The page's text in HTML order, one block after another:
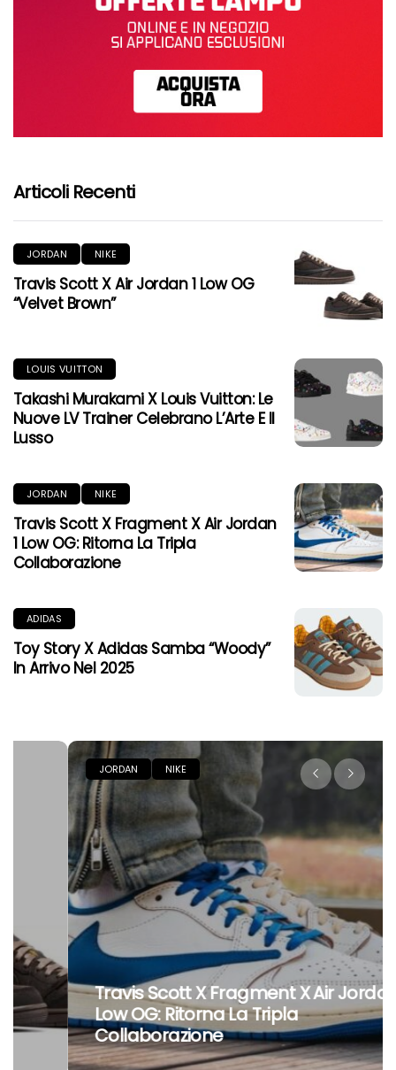
Articoli Recenti
JORDAN NIKE
Travis Scott X Air Jordan 1 Low OG
“Velvet Brown”
LOUIS VUITTON
Takashi Murakami X Louis Vuitton: Le
Nuove LV Trainer Celebrano L’Arte E Il
Lusso
JORDAN NIKE
Travis Scott X Fragment X Air Jordan
1 Low OG: Ritorna La Tripla
Collaborazione
ADIDAS
Toy Story X Adidas Samba “Woody”
In Arrivo Nel 2025
JORDAN NIKE
Travis Scott X Fragment X Air Jordan 1
Low OG: Ritorna La Tripla
Collaborazione